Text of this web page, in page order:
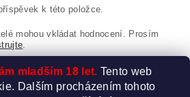
k této položce.
mohou vkládat hodnocení. Prosím
mladším 18 let. Tento web
Dalším procházením tohoto